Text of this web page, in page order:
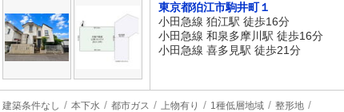
東京都狛江市駒井町１
小田急線 狛江駅 徒歩16分
小田急線 和泉多摩川駅 徒歩16分
小田急線 喜多見駅 徒歩21分
建築条件なし 本下水 都市ガス 上物有り 1種低層地域 整形地